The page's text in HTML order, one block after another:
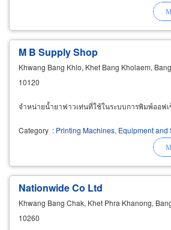
M B Supply Shop
Khwang Bang Khlo, Khet Bang Kholaem,
10120
จำหน่ายน้ำยาฟาวเท่นที่ใช้ในระบบการพิมพ์ออฟ
Category : Printing Machines, Equipment and
Nationwide Co Ltd
Khwang Bang Chak, Khet Phra Khanong,
10260